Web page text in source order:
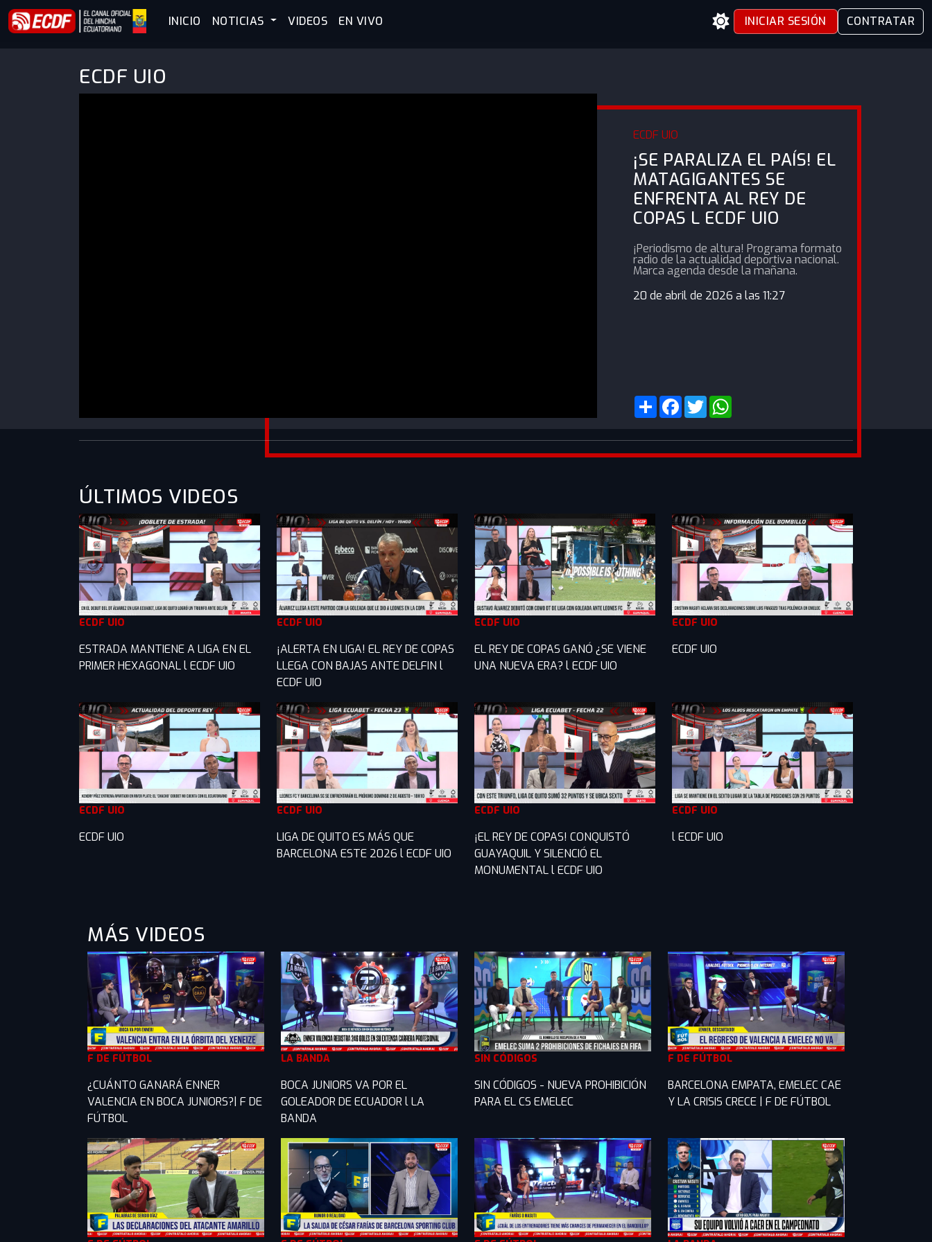
INICIO NOTICIAS VIDEOS EN VIVO INICIAR SESIÓN CONTRATAR
ECDF UIO
ECDF UIO
¡SE PARALIZA EL PAÍS! EL
MATAGIGANTES SE
ENFRENTA AL REY DE
COPAS L ECDF UIO
¡Periodismo de altura! Programa formato
radio de la actualidad deportiva nacional.
Marca agenda desde la mañana.
20 de abril de 2026 a las 11:27
ÚLTIMOS VIDEOS
ECDF UIO
ESTRADA MANTIENE A LIGA EN EL
PRIMER HEXAGONAL l ECDF UIO
ECDF UIO
¡ALERTA EN LIGA! EL REY DE COPAS
LLEGA CON BAJAS ANTE DELFIN l
ECDF UIO
ECDF UIO
EL REY DE COPAS GANÓ ¿SE VIENE
UNA NUEVA ERA? l ECDF UIO
ECDF UIO
ECDF UIO
ECDF UIO
ECDF UIO
ECDF UIO
LIGA DE QUITO ES MÁS QUE
BARCELONA ESTE 2026 l ECDF UIO
ECDF UIO
¡EL REY DE COPAS! CONQUISTÓ
GUAYAQUIL Y SILENCIÓ EL
MONUMENTAL l ECDF UIO
ECDF UIO
l ECDF UIO
MÁS VIDEOS
F DE FÚTBOL
¿CUÁNTO GANARÁ ENNER
VALENCIA EN BOCA JUNIORS?| F DE
FÚTBOL
LA BANDA
BOCA JUNIORS VA POR EL
GOLEADOR DE ECUADOR l LA
BANDA
SIN CÓDIGOS
SIN CÓDIGOS - NUEVA PROHIBICIÓN
PARA EL CS EMELEC
F DE FÚTBOL
BARCELONA EMPATA, EMELEC CAE
Y LA CRISIS CRECE | F DE FÚTBOL